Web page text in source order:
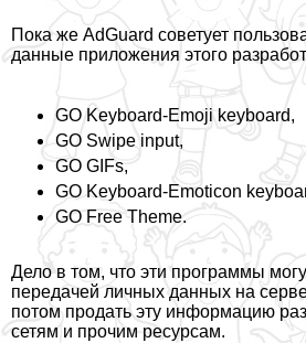
Пока же AdGuard советует
данные приложения этого
GO Keyboard-Emoji keyboard,
GO Swipe input,
GO GIFs,
GO Keyboard-Emoticon
GO Free Theme.
Дело в том, что эти программы
передачей личных данных на
потом продать эту информацию
сетям и прочим ресурсам.